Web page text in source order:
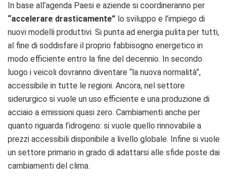
In base all’agenda Paesi e aziende si coordineranno per
“accelerare drasticamente” lo sviluppo e l’impiego di
nuovi modelli produttivi. Si punta ad energia pulita per tutti,
al fine di soddisfare il proprio fabbisogno energetico in
modo efficiente entro la fine del decennio. In secondo
luogo i veicoli dovranno diventare “la nuova normalità”,
accessibile in tutte le regioni. Ancora, nel settore
siderurgico si vuole un uso efficiente e una produzione di
acciaio a emissioni quasi zero. Cambiamenti anche per
quanto riguarda l’idrogeno: si vuole quello rinnovabile a
prezzi accessibili disponibile a livello globale. Infine si vuole
un settore primario in grado di adattarsi alle sfide poste dai
cambiamenti del clima.